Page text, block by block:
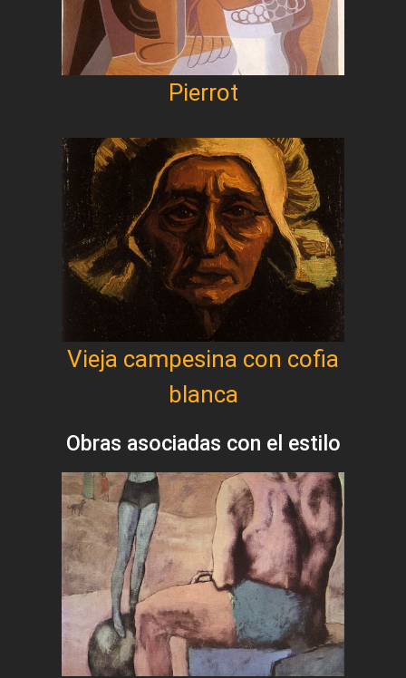
Pierrot
Vieja campesina con cofia
blanca
Obras asociadas con el estilo